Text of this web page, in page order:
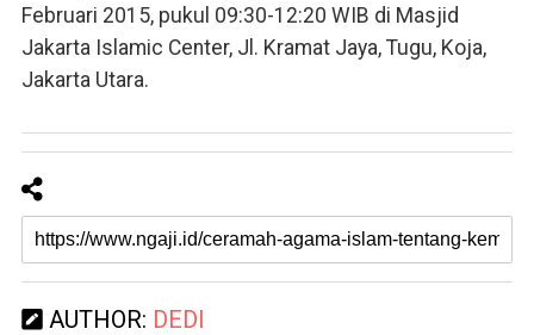
Februari 2015, pukul 09:30-12:20 WIB di Masjid
Jakarta Islamic Center, Jl. Kramat Jaya, Tugu, Koja,
Jakarta Utara.
AUTHOR: DEDI